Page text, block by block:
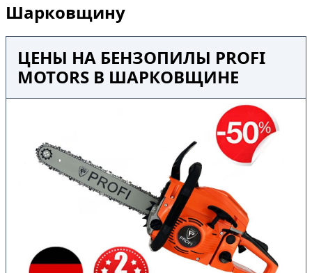
Шарковщину
ЦЕНЫ НА БЕНЗОПИЛЫ PROFI
MOTORS В ШАРКОВЩИНЕ